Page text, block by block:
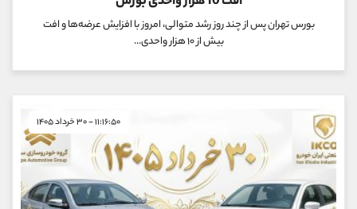
بورس تهران پس از چند روز رشد متوالی، امروز با افزایش عرضه‌ها و افت
بیش از ۱۰ هزار واحدی...
۱۱:۱۶:۵۰ - ۳۰ خرداد ۱۴۰۵